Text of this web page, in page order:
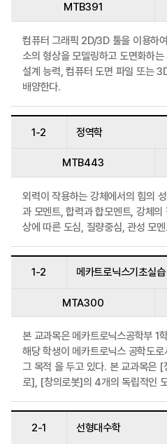
MTB391
컴퓨터 그래픽 2D/3D 툴을 이용하
소의 형상을 모델링하고 도면화하
설계 능력, 컴퓨터 도면 파일 또는
배양한다.
1-2 정역학
MTB443
외력이 작용하는 강체에서의 힘의
과 모멘트, 합력과 합모멘트, 강체
상에 따른 도심, 질량중심, 관성 모
1-2 메카트로닉스기초실습
MTA300
본 교과목은 메카트로닉스공학부 1
해당 학생이 메카트로닉스 공학도
그 목적 을 두고 있다. 본 교과목은
로], [창의로봇]의 4개의 독립적인
2-1 선형대수학